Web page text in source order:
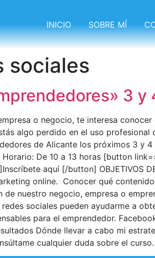
INICIO SOBRE MÍ
sociales
3
o negocio, te interesa
algo perdido en el uso profesional
de Alicante los próximos 3 y
De 10 a 13 horas [button
aquí [/button] OBJETIVOS
online. Conocer qué
nuestro negocio, empresa o
redes sociales pueden ayudarme a
para el emprendedor.
Dónde llevar a cabo mi
cualquier duda sobre el curso.